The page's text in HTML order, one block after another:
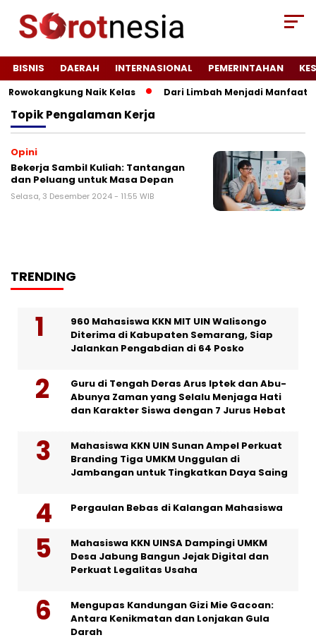
BISNIS DAERAH INTERNASIONAL PEMERINTAHAN
Naik Kelas Dari Limbah Menjadi Manfaat,
TopikPengalaman Kerja
Opini
Bekerja Sambil Kuliah: Tantangan
dan Peluang untuk Masa Depan
Selasa, 3 Desember 2024 - 11:55 WIB
TRENDING
960 Mahasiswa KKN MIT UIN Walisongo
Diterima di Kabupaten Semarang, Siap
Jalankan Pengabdian di 64 Posko
Guru di Tengah Deras Arus Iptek dan Abu-
Abunya Zaman yang Selalu Menjaga Hati
dan Karakter Siswa dengan 7 Jurus Hebat
Mahasiswa KKN UIN Sunan Ampel Perkuat
Branding Tiga UMKM Unggulan di
Jambangan untuk Tingkatkan Daya Saing
Pergaulan Bebas di Kalangan Mahasiswa
Mahasiswa KKN UINSA Dampingi UMKM
Desa Jabung Bangun Jejak Digital dan
Perkuat Legalitas Usaha
Mengupas Kandungan Gizi Mie Gacoan:
Antara Kenikmatan dan Lonjakan Gula
Darah